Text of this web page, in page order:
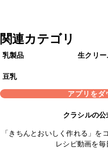
関連カテゴリ
乳製品 生クリー
豆乳
アプリをダ
クラシルの
「きちんとおいしく作れる」を
レシピ動画を毎